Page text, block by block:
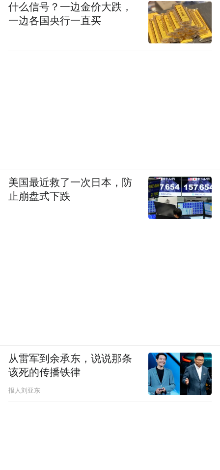
什么信号？一边金价大跌，
一边各国央行一直买
美国最近救了一次日本，防
止崩盘式下跌
从雷军到余承东，说说那条
该死的传播铁律
报人刘亚东